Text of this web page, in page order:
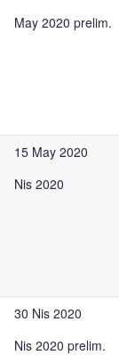
May 2020 prelim.
15 May 2020
Nis 2020
30 Nis 2020
Nis 2020 prelim.